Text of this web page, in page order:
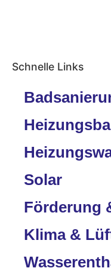
Schnelle Links
Solar
Förderung
Klima &